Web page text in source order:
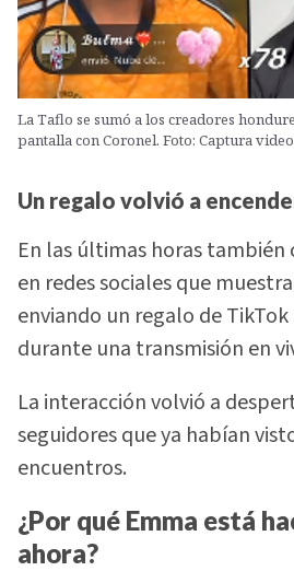
La Taflo se sumó a los creadores
pantalla con Coronel. Foto: Captura video
Un regalo volvió a
En las últimas horas
en redes sociales que
enviando un regalo de TikTok
durante una transmisión en
La interacción volvió a
seguidores que ya habían
encuentros.
¿Por qué Emma está
ahora?